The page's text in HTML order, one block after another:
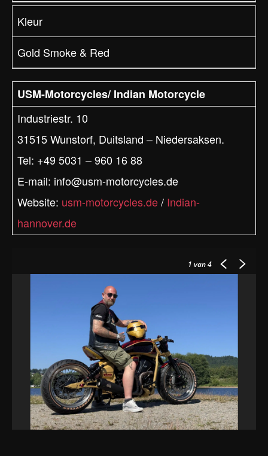
Kleur
Gold Smoke & Red
USM-Motorcycles/ Indian Motorcycle
Industriestr. 10
31515 Wunstorf, Duitsland – Niedersaksen.
Tel: +49 5031 – 960 16 88
E-mail: info@usm-motorcycles.de
Website: usm-motorcycles.de/ Indian-
hannover.de
1 van 4